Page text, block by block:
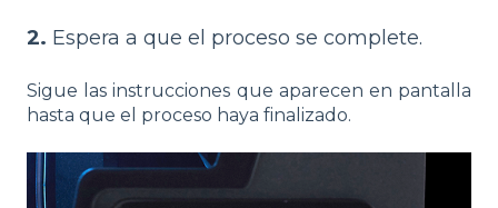
2. Espera a que el proceso se complete.
Sigue las instrucciones que aparecen en pantalla
hasta que el proceso haya finalizado.